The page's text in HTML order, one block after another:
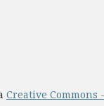
Creative